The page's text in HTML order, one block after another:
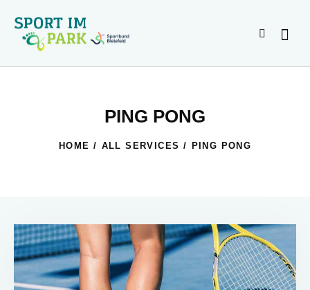
PING PONG
HOME ALL SERVICES PING PONG